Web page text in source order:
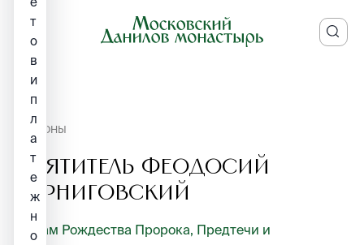
ИКОНЫ
Святитель Феодосий
Черниговский
Храм Рождества Пророка, Предтечи и
т
о
в
и
п
л
а
т
е
ж
н
о